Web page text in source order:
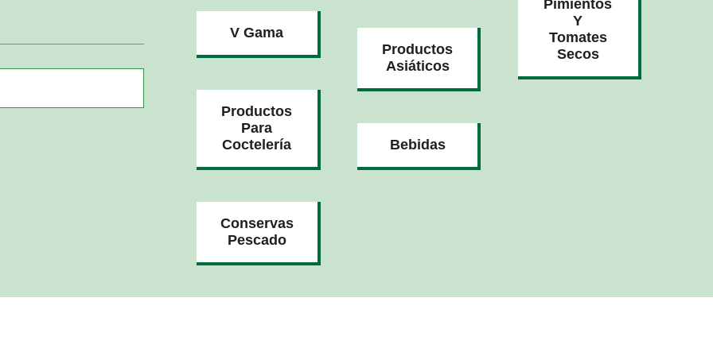
V Gama
Productos
Para
Coctelería
Conservas
Pescado
Productos
Asiáticos
Bebidas
Pimientos
Y
Tomates
Secos